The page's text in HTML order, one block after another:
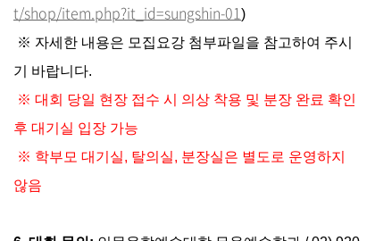
t/shop/item.php?it_id=sungshin-01)
※ 자세한 내용은 모집요강 첨부파일을 참고하여 주시
기 바랍니다.
※ 대회 당일 현장 접수 시 의상 착용 및 분장 완료 확인
후 대기실 입장 가능
※ 학부모 대기실, 탈의실, 분장실은 별도로 운영하지
않음